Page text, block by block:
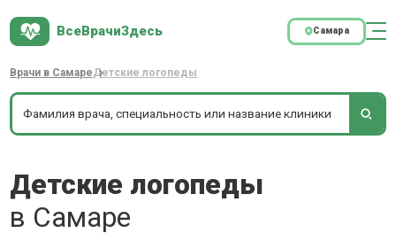
ВсеВрачиЗдесь Самара
Врачи в СамареДетские логопеды
Детские логопеды
в Самаре